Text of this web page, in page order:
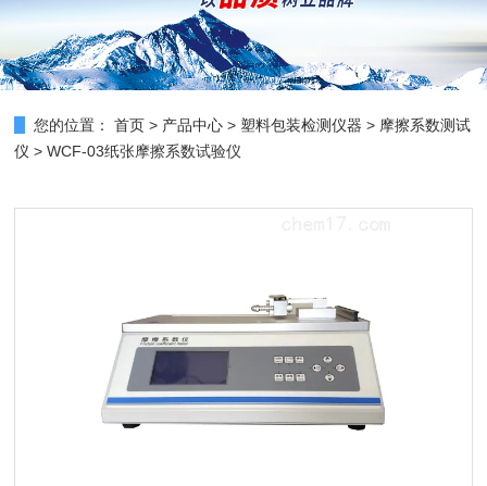
您的位置： 首页 > 产品中心 > 塑料包装检测仪器 > 摩擦系数测试
仪 > WCF-03纸张摩擦系数试验仪